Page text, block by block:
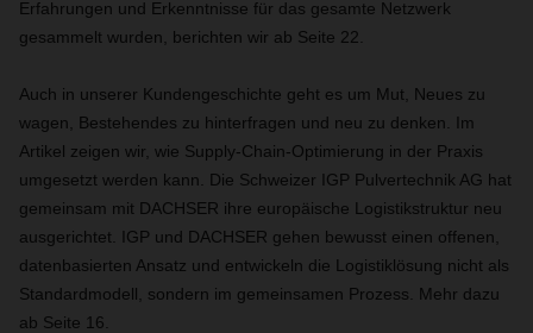
Erfahrungen und Erkenntnisse für das gesamte Netzwerk
gesammelt wurden, berichten wir ab Seite 22.
Auch in unserer Kundengeschichte geht es um Mut, Neues zu
wagen, Bestehendes zu hinterfragen und neu zu denken. Im
Artikel zeigen wir, wie Supply-Chain-Optimierung in der Praxis
umgesetzt werden kann. Die Schweizer IGP Pulvertechnik AG hat
gemeinsam mit DACHSER ihre europäische Logistikstruktur neu
ausgerichtet. IGP und DACHSER gehen bewusst einen offenen,
datenbasierten Ansatz und entwickeln die Logistiklösung nicht als
Standardmodell, sondern im gemeinsamen Prozess. Mehr dazu
ab Seite 16.